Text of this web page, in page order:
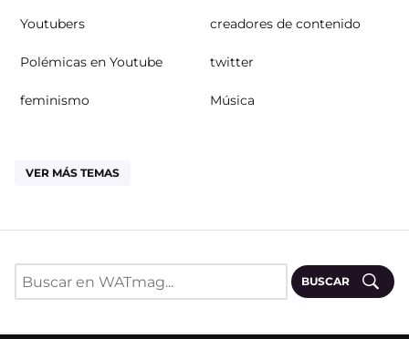
Youtubers creadores de contenido
Polémicas en Youtube twitter
feminismo Música
VER MÁS TEMAS
BUSCAR